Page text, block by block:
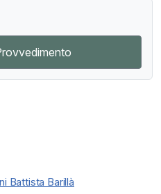
Battista Barillà